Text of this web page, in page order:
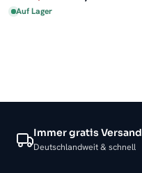
Auf Lager
Immer gratis Versand
Deutschlandweit & schnell